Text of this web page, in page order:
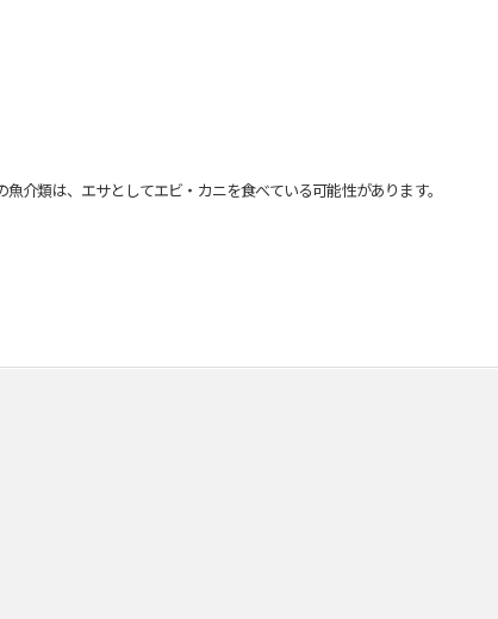
類は、エサとしてエビ・カニを食べている可能性があります。